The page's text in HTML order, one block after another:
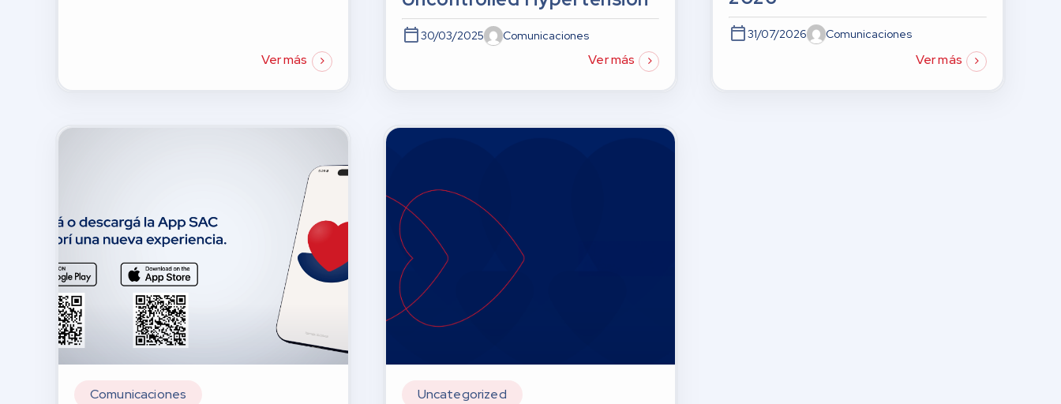
Ver más
30/03/2025 Comunicaciones
Ver más
31/07/2026 Comunicaciones
Ver más
Comunicaciones Uncategorized